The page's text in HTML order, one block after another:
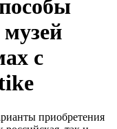
с
приобретения